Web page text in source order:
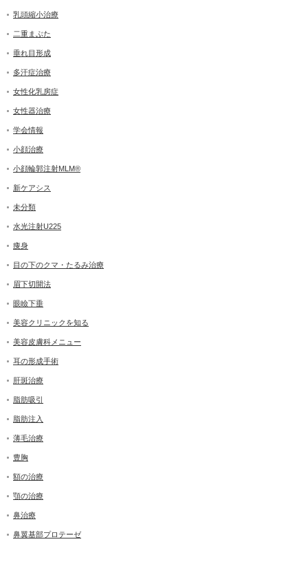
乳頭縮小治療
二重まぶた
垂れ目形成
多汗症治療
女性化乳房症
女性器治療
学会情報
小顔治療
小顔輪郭注射MLM®
新ケアシス
未分類
水光注射U225
痩身
目の下のクマ・たるみ治療
眉下切開法
眼瞼下垂
美容クリニックを知る
美容皮膚科メニュー
耳の形成手術
肝斑治療
脂肪吸引
脂肪注入
薄毛治療
豊胸
額の治療
顎の治療
鼻治療
鼻翼基部プロテーゼ